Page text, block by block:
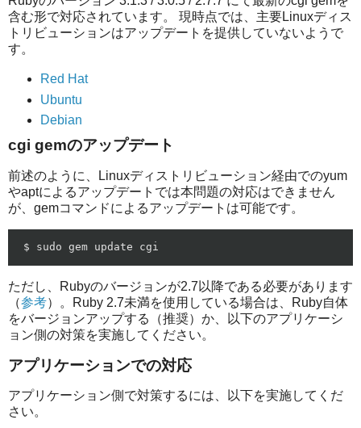
含む形で対応されています。 現時点では、主要Linuxディス
トリビューションはアップデートを提供していないようで
す。
Red Hat
Ubuntu
Debian
cgi gemのアップデート
前述のように、Linuxディストリビューション経由でのyum
やaptによるアップデートでは本問題の対応はできません
が、gemコマンドによるアップデートは可能です。
ただし、Rubyのバージョンが2.7以降である必要があります
（参考）。Ruby 2.7未満を使用している場合は、Ruby自体
をバージョンアップする（推奨）か、以下のアプリケーシ
ョン側の対策を実施してください。
アプリケーションでの対応
アプリケーション側で対策するには、以下を実施してくだ
さい。